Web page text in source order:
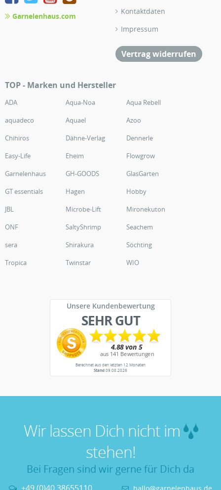
Garnelenhaus.com
Kontaktdaten
Impressum
Vertrag widerrufen
TOP - Marken und Hersteller
ADA Aqua-Noa
Aqua Rebell
aquadeco
Aquael
Azoo
Chihiros
Dähne-Verlag
Dennerle
Easy-Life
Eheim
Flowgrow
Garnelenhaus
GH-GOODS
GlasGarten
GT essentials
Hagen
Hobby
JBL
Microbe-Lift
Mironekuton
ONF
SaltyShrimp
Seachem
sera
Shirakura
Söchting
Tropica
Twinstar WIO
Unsere Kundenbewertung
SEHR GUT
Berechnet aus den letzten 12 Monaten
Stand09.08.2026
Wir lassen Dich nicht im
stehen!
Bei Fragen sind wir gerne für Dich da